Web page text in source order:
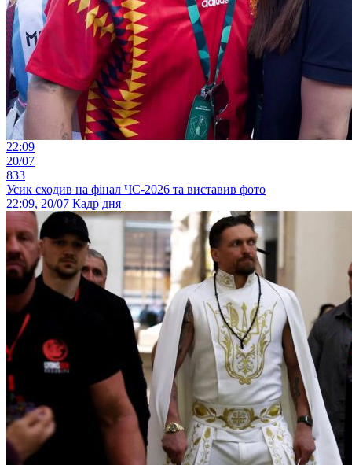
22:09
20/07
833
Усик сходив на фінал ЧС-2026 та виставив фото
22:09, 20/07 Кадр дня